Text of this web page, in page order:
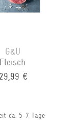
G&U
Fleisch
29,99 €
ca. 5-7 Tage